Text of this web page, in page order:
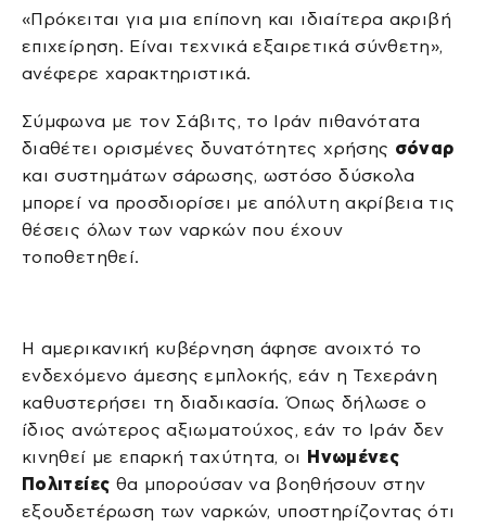
«Πρόκειται για μια επίπονη και ιδιαίτερα ακριβή
επιχείρηση. Είναι τεχνικά εξαιρετικά σύνθετη»,
ανέφερε χαρακτηριστικά.
Σύμφωνα με τον Σάβιτς, το Ιράν πιθανότατα
διαθέτει ορισμένες δυνατότητες χρήσης σόναρ
και συστημάτων σάρωσης, ωστόσο δύσκολα
μπορεί να προσδιορίσει με απόλυτη ακρίβεια τις
θέσεις όλων των ναρκών που έχουν
τοποθετηθεί.
Η αμερικανική κυβέρνηση άφησε ανοιχτό το
ενδεχόμενο άμεσης εμπλοκής, εάν η Τεχεράνη
καθυστερήσει τη διαδικασία. Όπως δήλωσε ο
ίδιος ανώτερος αξιωματούχος, εάν το Ιράν δεν
κινηθεί με επαρκή ταχύτητα, οι
Ηνωμένες
Πολιτείες θα μπορούσαν να βοηθήσουν στην
εξουδετέρωση των ναρκών, υποστηρίζοντας ότι